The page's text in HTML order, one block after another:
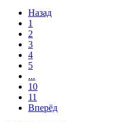
Назад
1
2
3
4
5
...
10
11
Вперёд